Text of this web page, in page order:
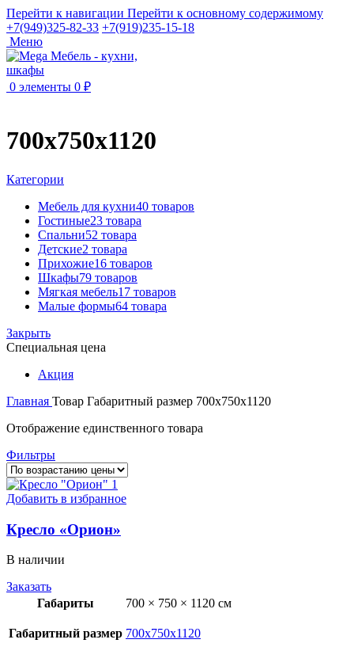
Перейти к навигации Перейти к основному содержимому
+7(949)325-82-33 +7(919)235-15-18
Меню
0 элементы 0 ₽
700x750x1120
Категории
Мебель для кухни40 товаров
Гостиные23 товара
Спальни52 товара
Детские2 товара
Прихожие16 товаров
Шкафы79 товаров
Мягкая мебель17 товаров
Малые формы64 товара
Закрыть
Специальная цена
Акция
Главная Товар Габаритный размер 700x750x1120
Отображение единственного товара
Фильтры
Добавить в избранное
Кресло «Орион»
В наличии
Заказать
Габариты
700 × 750 × 1120 см
Габаритный размер 700x750x1120